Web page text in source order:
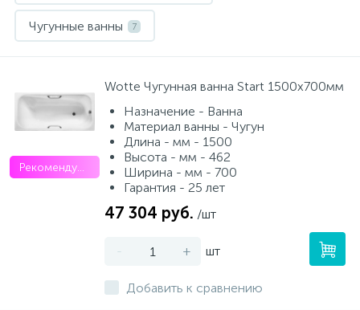
Чугунные ванны 7
Рекомендуем
Wotte Чугунная ванна Start 1500x700мм
Назначение - Ванна
Материал ванны - Чугун
Длина - мм - 1500
Высота - мм - 462
Ширина - мм - 700
Гарантия - 25 лет
47 304 руб. /шт
- + шт
Добавить к сравнению
Сантехника и оборудование для людей с ограниченными
возможностями.
Полотенцесушители
Электрический водонагреватель 150 л.